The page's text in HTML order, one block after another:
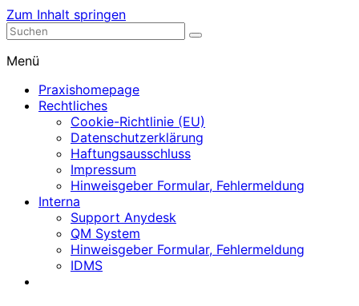
Zum Inhalt springen
Nephrologische Praxis mit Dialyse
Menü
Praxishomepage
Rechtliches
Cookie-Richtlinie (EU)
Datenschutzerklärung
Haftungsausschluss
Impressum
Hinweisgeber Formular, Fehlermeldung
Interna
Support Anydesk
QM System
Hinweisgeber Formular, Fehlermeldung
IDMS